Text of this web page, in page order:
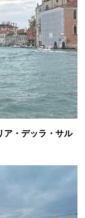
ア・デッラ・サル